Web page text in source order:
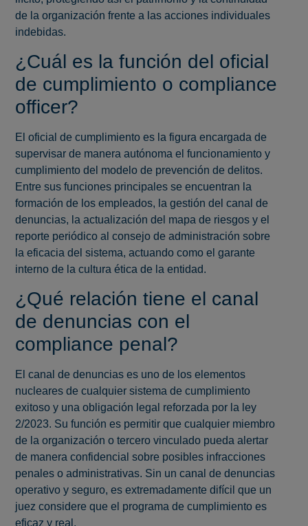
de la organización frente a las acciones individuales
indebidas.
¿Cuál es la función del oficial
de cumplimiento o compliance
officer?
El oficial de cumplimiento es la figura encargada de
supervisar de manera autónoma el funcionamiento y
cumplimiento del modelo de prevención de delitos.
Entre sus funciones principales se encuentran la
formación de los empleados, la gestión del canal de
denuncias, la actualización del mapa de riesgos y el
reporte periódico al consejo de administración sobre
la eficacia del sistema, actuando como el garante
interno de la cultura ética de la entidad.
¿Qué relación tiene el canal
de denuncias con el
compliance penal?
El canal de denuncias es uno de los elementos
nucleares de cualquier sistema de cumplimiento
exitoso y una obligación legal reforzada por la ley
2/2023. Su función es permitir que cualquier miembro
de la organización o tercero vinculado pueda alertar
de manera confidencial sobre posibles infracciones
penales o administrativas. Sin un canal de denuncias
operativo y seguro, es extremadamente difícil que un
juez considere que el programa de cumplimiento es
eficaz y real.